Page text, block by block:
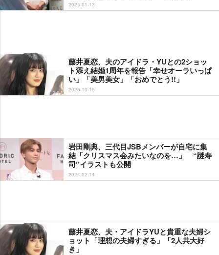
2025-01-12
藤井夏恋、夫のアイドラ・YUとの2ショッ
ト添え結婚1周年を報告「幸せオーラいっぱ
い」「美男美女」「おめでとう!!」
2025-10-15
田剛典、三代目JSBメンバーが自宅に集
結「クリスマス会みたいなのを…」 “謎寿
司”イラストも公開
2024-02-14
藤井夏恋、夫・アイドラYUと貴重な夫婦シ
ョット「理想の夫婦すぎる」「2人共大好
き」